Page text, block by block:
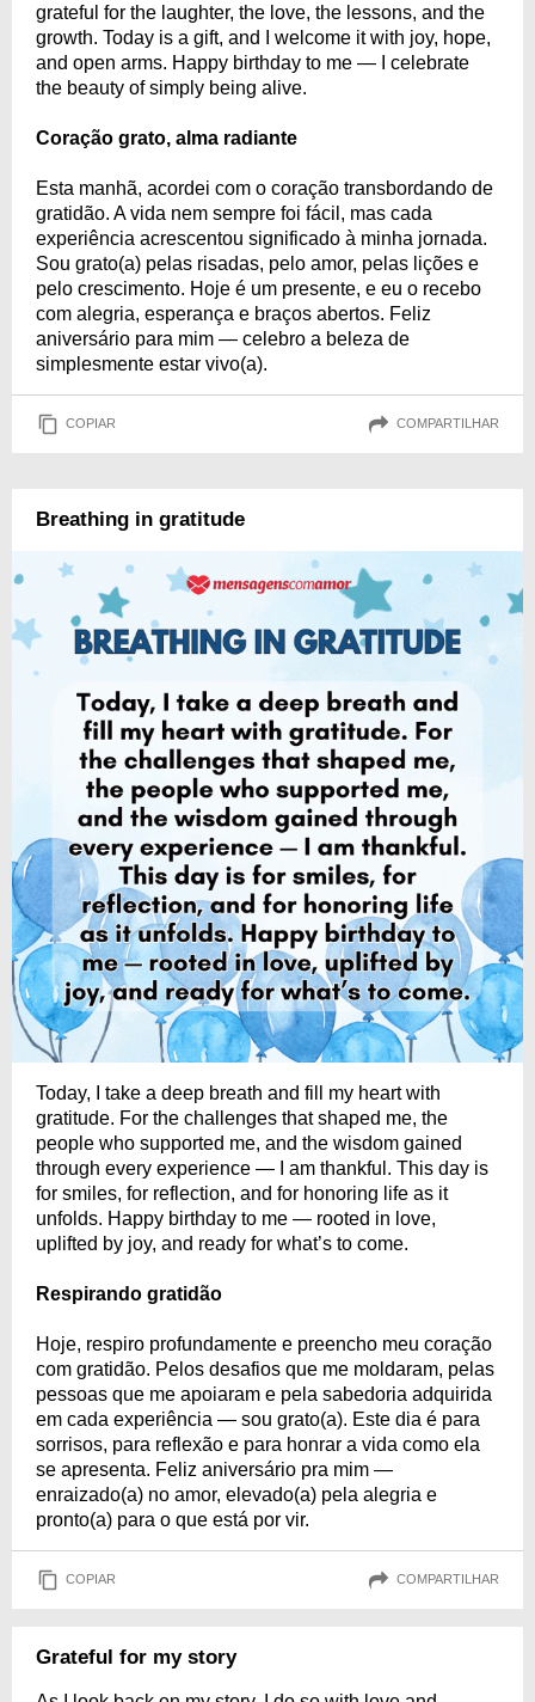
grateful for the laughter, the love, the lessons, and the
growth. Today is a gift, and I welcome it with joy, hope,
and open arms. Happy birthday to me — I celebrate
the beauty of simply being alive.
Coração grato, alma radiante
Esta manhã, acordei com o coração transbordando de
gratidão. A vida nem sempre foi fácil, mas cada
experiência acrescentou significado à minha jornada.
Sou grato(a) pelas risadas, pelo amor, pelas lições e
pelo crescimento. Hoje é um presente, e eu o recebo
com alegria, esperança e braços abertos. Feliz
aniversário para mim — celebro a beleza de
simplesmente estar vivo(a).
COPIAR COMPARTILHAR
Breathing in gratitude
Today, I take a deep breath and fill my heart with
gratitude. For the challenges that shaped me, the
people who supported me, and the wisdom gained
through every experience — I am thankful. This day is
for smiles, for reflection, and for honoring life as it
unfolds. Happy birthday to me — rooted in love,
uplifted by joy, and ready for what’s to come.
Respirando gratidão
Hoje, respiro profundamente e preencho meu coração
com gratidão. Pelos desafios que me moldaram, pelas
pessoas que me apoiaram e pela sabedoria adquirida
em cada experiência — sou grato(a). Este dia é para
sorrisos, para reflexão e para honrar a vida como ela
se apresenta. Feliz aniversário pra mim —
enraizado(a) no amor, elevado(a) pela alegria e
pronto(a) para o que está por vir.
COPIAR COMPARTILHAR
Grateful for my story